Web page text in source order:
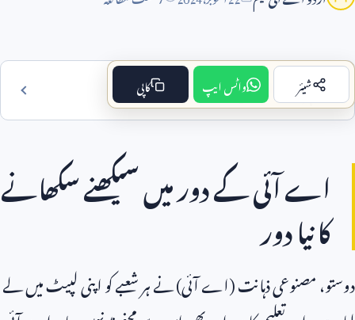
فہرست مضمون
اے آئی کے دور میں سیکھنے سکھانے
کا نیا دور
دوستو، مصنوعی ذہانت (اے آئی) نے ہر شعبے کو اپنی لپیٹ میں لے
شیئر واٹس ایپ کاپی